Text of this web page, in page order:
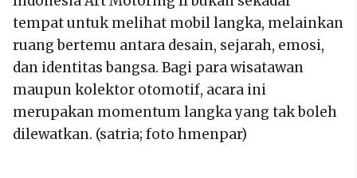
tempat untuk melihat mobil langka, melainkan
ruang bertemu antara desain, sejarah, emosi,
dan identitas bangsa. Bagi para wisatawan
maupun kolektor otomotif, acara ini
merupakan momentum langka yang tak boleh
dilewatkan. (satria; foto hmenpar)